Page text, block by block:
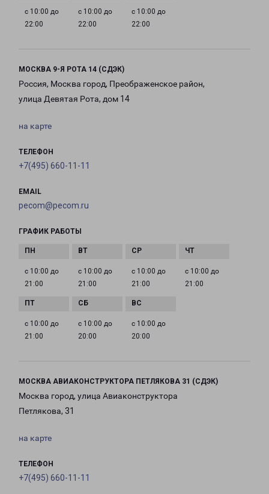
с 10:00 до
22:00
с 10:00 до
22:00
с 10:00 до
22:00
МОСКВА 9-Я РОТА 14 (СДЭК)
Россия, Москва город, Преображенское район,
улица Девятая Рота, дом 14
на карте
ТЕЛЕФОН
+7(495) 660-11-11
EMAIL
pecom@pecom.ru
ГРАФИК РАБОТЫ
с 10:00 до
21:00
с 10:00 до
21:00
с 10:00 до
21:00
с 10:00 до
21:00
с 10:00 до
21:00
с 10:00 до
20:00
с 10:00 до
20:00
МОСКВА АВИАКОНСТРУКТОРА ПЕТЛЯКОВА 31 (СДЭК)
Москва город, улица Авиаконструктора
Петлякова, 31
на карте
ТЕЛЕФОН
+7(495) 660-11-11